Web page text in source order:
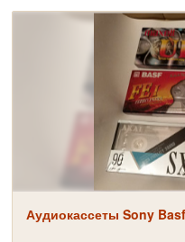
Аудиокассеты Sony